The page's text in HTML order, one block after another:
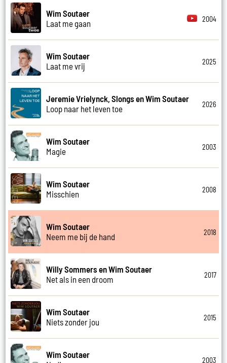
Wim Soutaer
Laat me gaan
2004
Wim Soutaer
Laat me vrij
2025
Jeremie Vrielynck, Slongs en Wim Soutaer
Loop naar het leven toe
2026
Wim Soutaer
Magie
2003
Wim Soutaer
Misschien
2008
Wim Soutaer
Neem me bij de hand
2018
Willy Sommers en Wim Soutaer
Net als in een droom
2017
Wim Soutaer
Niets zonder jou
2015
Wim Soutaer
2003